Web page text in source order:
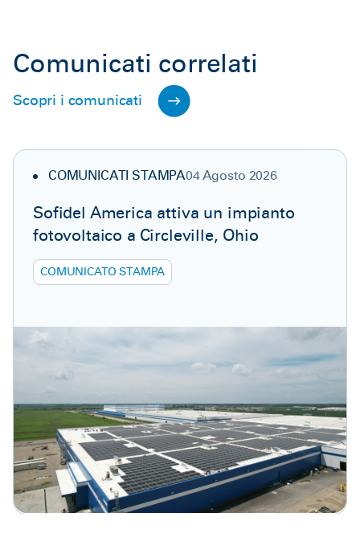
Comunicati correlati
Scopri i comunicati
COMUNICATI STAMPA04 Agosto 2026
Sofidel America attiva un impianto
fotovoltaico a Circleville, Ohio
COMUNICATO STAMPA